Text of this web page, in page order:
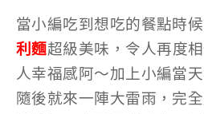
當小編吃到想吃的餐點時
利麵超級美味，令人再度
人幸福感阿～加上小編當
隨後就來一陣大雷雨，完